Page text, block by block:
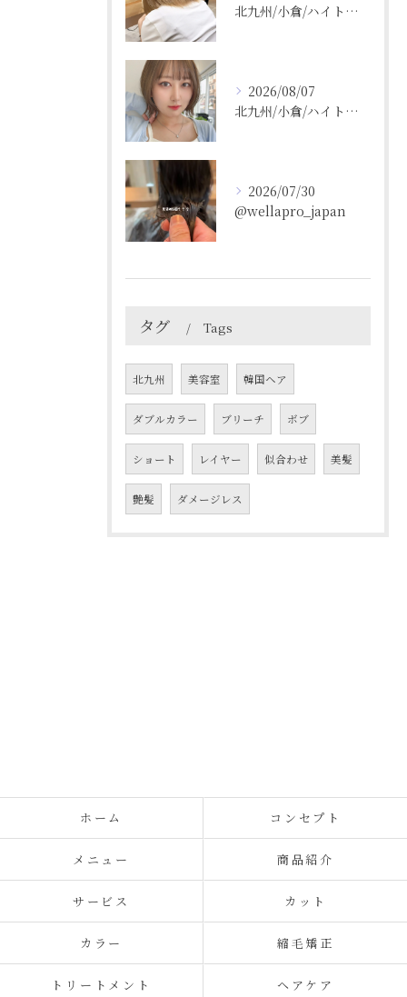
北九州/小倉/ハイトーン/ケアブリーチ/ブリーチカラー
2026/08/07
北九州/小倉/ハイトーン/ケアブリーチ/ブリーチカラー
2026/07/30
@wellapro_japan
タグ Tags
北九州 美容室 韓国ヘア
ダブルカラー ブリーチ ボブ
ショート レイヤー 似合わせ 美髪
艶髪 ダメージレス
ホーム コンセプト
メニュー 商品紹介
サービス カット
カラー 縮毛矯正
トリートメント ヘアケア